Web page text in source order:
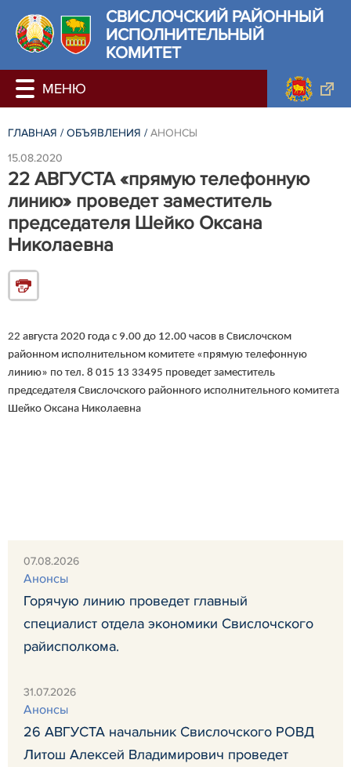
СВИСЛОЧСКИЙ РАЙОННЫЙ
ИСПОЛНИТЕЛЬНЫЙ
КОМИТЕТ
ГЛАВНАЯ / ОБЪЯВЛЕНИЯ / АНОНСЫ
15.08.2020
22 АВГУСТА «прямую телефонную
линию» проведет заместитель
председателя Шейко Оксана
Николаевна
22 августа 2020 года с 9.00 до 12.00 часов в Свислочском
районном исполнительном комитете «прямую телефонную
линию» по тел. 8 015 13 33495 проведет заместитель
председателя Свислочского районного исполнительного комитета
Шейко Оксана Николаевна
07.08.2026
Анонсы
Горячую линию проведет главный
специалист отдела экономики Свислочского
райисполкома.
31.07.2026
Анонсы
26 АВГУСТА начальник Свислочского РОВД
Литош Алексей Владимирович проведет